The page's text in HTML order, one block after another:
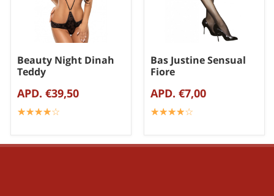
Beauty Night Dinah
Teddy
APD. €39,50
☆☆☆☆☆
★★★★★
Bas Justine Sensual
Fiore
APD. €7,00
☆☆☆☆☆
★★★★★